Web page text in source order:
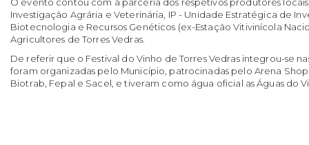
Investigação Agrária e Veterinária, IP - Unidade Estratégica de
Biotecnologia e Recursos Genéticos (ex-Estação Vitivinícola
Agricultores de Torres Vedras.
De referir que o Festival do Vinho de Torres Vedras integrou-se
foram organizadas pelo Município, patrocinadas pelo Arena
Biotrab, Fepal e Sacel, e tiveram como água oficial as Águas do